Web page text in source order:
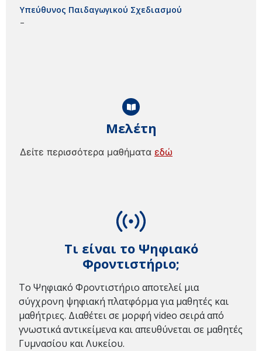
Τι είναι το Ψηφιακό
Φροντιστήριο;
Το Ψηφιακό Φροντιστήριο αποτελεί μια
σύγχρονη ψηφιακή πλατφόρμα για μαθητές και
μαθήτριες. Διαθέτει σε μορφή video σειρά από
γνωστικά αντικείμενα και απευθύνεται σε μαθητές
Γυμνασίου και Λυκείου.
Μελέτη
Δείτε περισσότερα μαθήματα εδώ
Υπεύθυνος Παιδαγωγικού Σχεδιασμού
–